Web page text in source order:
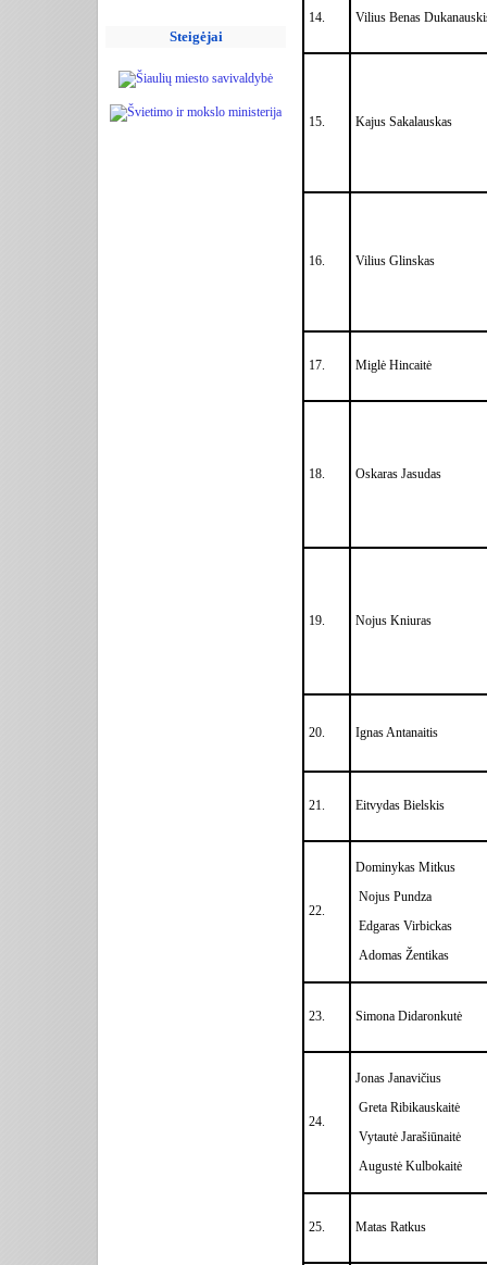
Steigėjai
14. Vilius Benas
15. Kajus Sakalauskas
16. Vilius Glinskas
17. Miglė Hincaitė
18. Oskaras Jasudas
19. Nojus Kniuras
20. Ignas Antanaitis
21. Eitvydas Bielskis
22.
Dominykas Mitkus
Nojus Pundza
Edgaras Virbickas
Adomas Žentikas
23. Simona Didaronkutė
24.
Jonas Janavičius
Greta Ribikauskaitė
Vytautė Jarašiūnaitė
Augustė Kulbokaitė
25. Matas Ratkus